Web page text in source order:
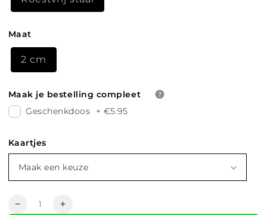
Maat
2 cm
Maak je bestelling compleet
Geschenkdoos
+ €5.95
Kaartjes
Maak een keuze
Hoeveelheid
Aantal
Aantal